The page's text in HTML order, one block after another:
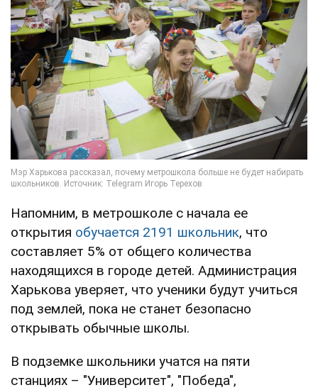
Напомним, в метрошколе с начала ее
открытия обучается 2191 школьник, что
составляет 5% от общего количества
находящихся в городе детей. Администрация
Харькова уверяет, что ученики будут учиться
под землей, пока не станет безопасно
открывать обычные школы.
В подземке школьники учатся на пяти
станциях – "Университет", "Победа",